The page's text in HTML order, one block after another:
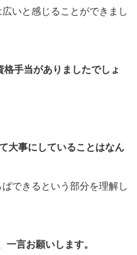
いと感じることができまし
手当がありましたでしょ
大事にしていることはなん
できるという部分を理解し
言お願いします。